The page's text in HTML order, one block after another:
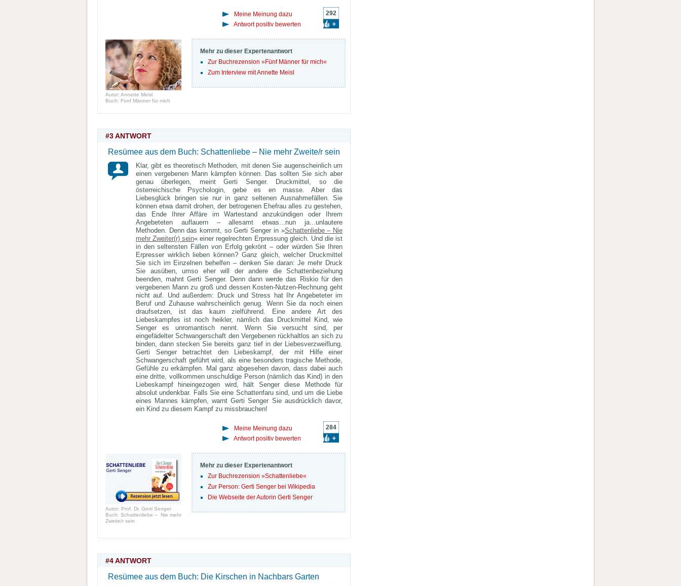
Meine Meinung dazu
Antwort positiv bewerten
292
Autor: Annette Meisl
Buch: Fünf Männer für mich
Mehr zu dieser Expertenantwort
Zur Buchrezension »Fünf Männer für mich«
Zum Interview mit Annette Meisl
#3 ANTWORT
Resümee aus dem Buch: Schattenliebe – Nie mehr Zweite/r sein
Klar, gibt es theoretisch Methoden, mit denen Sie augenscheinlich um
einen vergebenen Mann kämpfen können. Das sollten Sie sich aber
genau überlegen, meint Gerti Senger. Druckmittel, so die
österreichische Psychologin, gebe es en masse. Aber das
Liebesglück bringen sie nur in ganz seltenen Ausnahmefällen. Sie
können etwa damit drohen, der betrogenen Ehefrau alles zu gestehen,
das Ende Ihrer Affäre im Wartestand anzukündigen oder Ihrem
Angebeteten auflauern – allesamt etwas...nun ja...unlautere
Methoden. Denn das kommt, so Gerti Senger in »Schattenliebe – Nie
mehr Zweiter(r) sein« einer regelrechten Erpressung gleich. Und die ist
in den seltensten Fällen von Erfolg gekrönt – oder würden Sie Ihren
Erpresser wirklich lieben können? Ganz gleich, welcher Druckmittel
Sie sich im Einzelnen behelfen – denken Sie daran: Je mehr Druck
Sie ausüben, umso eher will der andere die Schattenbeziehung
beenden, mahnt Gerti Senger. Denn dann werde das Riskio für den
vergebenen Mann zu groß und dessen Kosten-Nutzen-Rechnung geht
nicht auf. Und außerdem: Druck und Stress hat Ihr Angebeteter im
Beruf und Zuhause wahrscheinlich genug. Wenn Sie da noch einen
draufsetzen, ist das kaum zielführend. Eine andere Art des
Liebeskampfes ist noch heikler, nämlich das Druckmittel Kind, wie
Senger es unromantisch nennt. Wenn Sie versucht sind, per
eingefädelter Schwangerschaft den Vergebenen rückhaltlos an sich zu
binden, dann stecken Sie bereits ganz tief in der Liebesverzweiflung.
Gerti Senger betrachtet den Liebeskampf, der mit Hilfe einer
Schwangerschaft geführt wird, als eine besonders tragische Methode,
Gefühle zu erkämpfen. Mal ganz abgesehen davon, dass dabei auch
eine dritte, vollkommen unschuldige Person (nämlich das Kind) in den
Liebeskampf hineingezogen wird, hält Senger diese Methode für
absolut undenkbar. Falls Sie eine Schattenfaru sind, und um die Liebe
eines Mannes kämpfen, warnt Gerti Senger Sie ausdrücklich davor,
ein Kind zu diesem Kampf zu missbrauchen!
Meine Meinung dazu
Antwort positiv bewerten
284
Autor: Prof. Dr. Gerti Senger
Buch: Schattenliebe – Nie mehr
Zweite/r sein
Mehr zu dieser Expertenantwort
Zur Buchrezension »Schattenliebe«
Zur Person: Gerti Senger bei Wikipedia
Die Webseite der Autorin Gerti Senger
#4 ANTWORT
Resümee aus dem Buch: Die Kirschen in Nachbars Garten